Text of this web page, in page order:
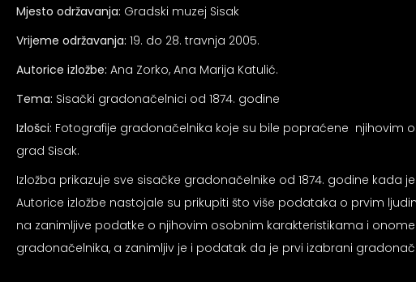
Mjesto održavanja: Gradski muzej Sisak
Vrijeme održavanja: 19. do 28. travnja 2005.
Autorice izložbe: Ana Zorko, Ana Marija Katulić.
Tema: Sisački gradonačelnici od 1874. godine
Izlošci: Fotografije gradonačelnika koje su bile popraćene
grad Sisak.
Izložba prikazuje sve sisačke gradonačelnike od 1874. godine
Autorice izložbe nastojale su prikupiti što više podataka o prvim
na zanimljive podatke o njihovim osobnim karakteristikama i
gradonačelnika, a zanimljiv je i podatak da je prvi izabrani
prijateljski režim
za slijepe